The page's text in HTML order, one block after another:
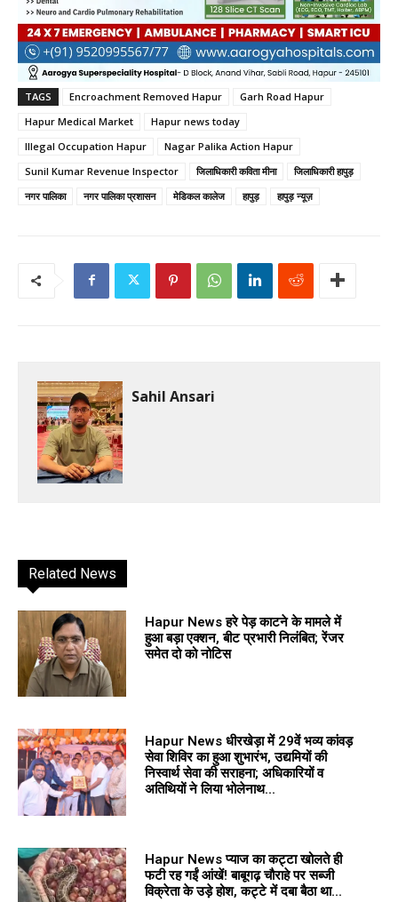
TAGS Encroachment Removed Hapur
Garh Road Hapur
Hapur Medical Market
Hapur news today
Illegal Occupation Hapur
Nagar Palika Action Hapur
Sunil Kumar Revenue Inspector
जिलाधिकारी कविता मीना
जिलाधिकारी हापुड़
नगर पालिका
नगर पालिका प्रशासन मेडिकल कालेज हापुड़ हापुड़ न्यूज़
Sahil Ansari
Related News
Hapur News हरे पेड़ काटने के मामले में
हुआ बड़ा एक्शन, बीट प्रभारी निलंबित; रेंजर
समेत दो को नोटिस
Hapur News धीरखेड़ा में 29वें भव्य कांवड़
सेवा शिविर का हुआ शुभारंभ, उद्यमियों की
निस्वार्थ सेवा की सराहना; अधिकारियों व
अतिथियों ने लिया भोलेनाथ...
Hapur News प्याज का कट्टा खोलते ही
फटी रह गईं आंखें! बाबूगढ़ चौराहे पर सब्जी
विक्रेता के उड़े होश, कट्टे में दबा बैठा था...